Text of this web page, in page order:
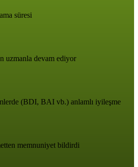
süresi
uzmanla devam ediyor
(BDI, BAI vb.) anlamlı iyileşme
memnuniyet bildirdi